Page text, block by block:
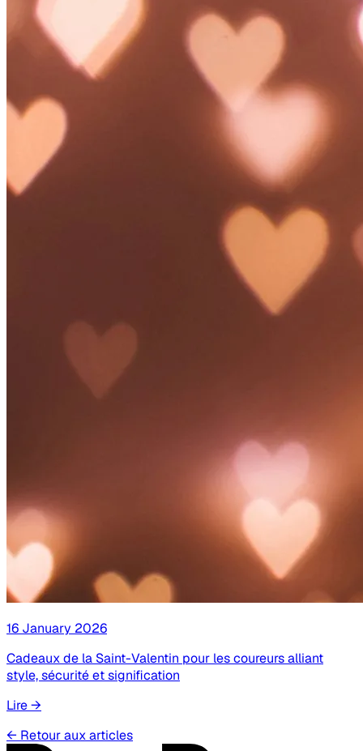
16 January 2026
Cadeaux de la Saint-Valentin pour les coureurs alliant
style, sécurité et signification
Lire→
← Retour aux articles